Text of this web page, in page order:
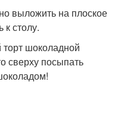
выложить на плоское
к столу.
шоколадной
сверху посыпать